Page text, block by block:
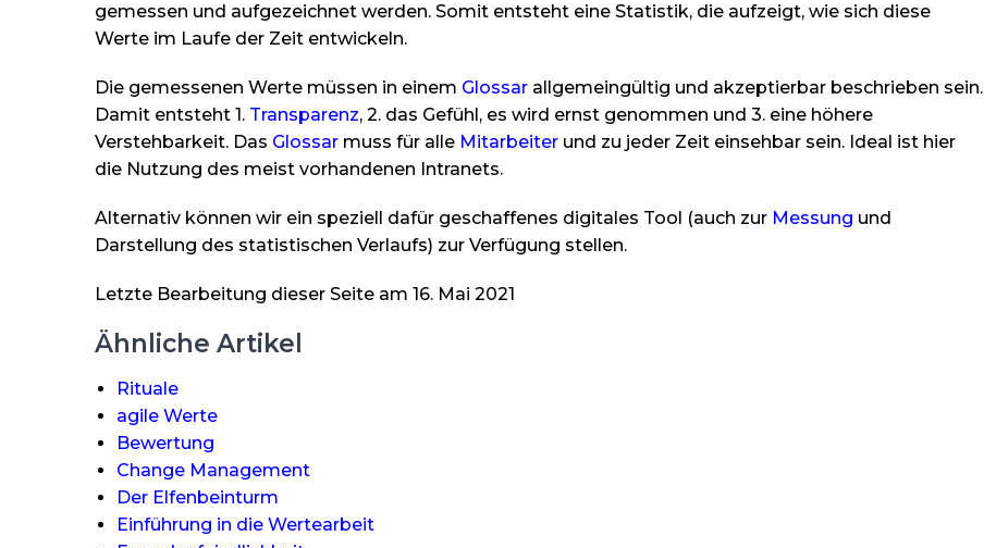
gemessen und aufgezeichnet werden. Somit entsteht eine Statistik, die aufzeigt, wie sich diese
Werte im Laufe der Zeit entwickeln.
Die gemessenen Werte müssen in einem Glossar allgemeingültig und akzeptierbar beschrieben sein.
Damit entsteht 1. Transparenz, 2. das Gefühl, es wird ernst genommen und 3. eine höhere
Verstehbarkeit. Das Glossar muss für alle Mitarbeiter und zu jeder Zeit einsehbar sein. Ideal ist hier
die Nutzung des meist vorhandenen Intranets.
Alternativ können wir ein speziell dafür geschaffenes digitales Tool (auch zur Messung und
Darstellung des statistischen Verlaufs) zur Verfügung stellen.
Letzte Bearbeitung dieser Seite am 16. Mai 2021
Ähnliche Artikel
Rituale
agile Werte
Bewertung
Change Management
Der Elfenbeinturm
Einführung in die Wertearbeit